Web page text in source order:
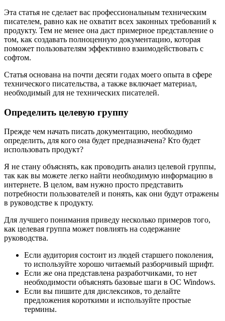
Эта статья не сделает вас профессиональным техническим
писателем, равно как не охватит всех законных требований к
продукту. Тем не менее она даст примерное представление о
том, как создавать полноценную документацию, которая
поможет пользователям эффективно взаимодействовать с
софтом.
Статья основана на почти десяти годах моего опыта в сфере
технического писательства, а также включает материал,
необходимый для не технических писателей.
Определить целевую группу
Прежде чем начать писать документацию, необходимо
определить, для кого она будет предназначена? Кто будет
использовать продукт?
Я не стану объяснять, как проводить анализ целевой группы,
так как вы можете легко найти необходимую информацию в
интернете. В целом, вам нужно просто представить
потребности пользователей и понять, как они будут отражены
в руководстве к продукту.
Для лучшего понимания приведу несколько примеров того,
как целевая группа может повлиять на содержание
руководства.
Если аудитория состоит из людей старшего поколения,
то используйте хорошо читаемый разборчивый шрифт.
Если же она представлена разработчиками, то нет
необходимости объяснять базовые шаги в ОС Windows.
Если вы пишите для дислексиков, то делайте
предложения короткими и используйте простые
термины.